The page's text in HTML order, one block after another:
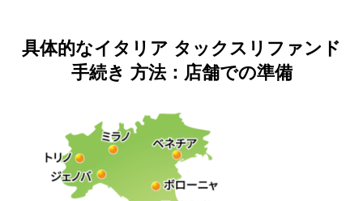
具体的なイタリア タックスリファンド
手続き 方法：店舗での準備